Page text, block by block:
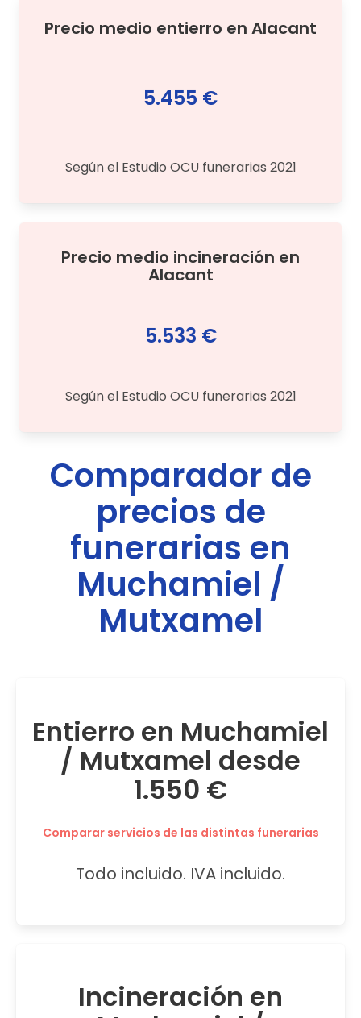
Precio medio entierro en Alacant
5.455 €
Según el Estudio OCU funerarias 2021
Precio medio incineración en
Alacant
5.533 €
Según el Estudio OCU funerarias 2021
Comparador de
precios de
funerarias en
Muchamiel /
Mutxamel
Entierro en Muchamiel
/ Mutxamel desde
1.550 €
Comparar servicios de las distintas funerarias
Todo incluido. IVA incluido.
Incineración en